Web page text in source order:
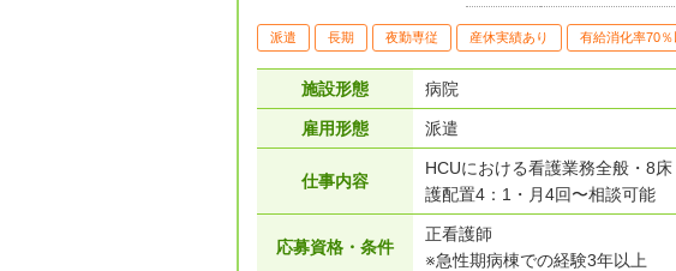
派遣 長期 夜勤専従 産休実績あり 有給消化率70％
施設形態 病院
雇用形態 派遣
仕事内容
HCUにおける看護業務全般・8
護配置4：1・月4回〜相談可能
応募資格・条件
正看護師
※急性期病棟での経験3年以上